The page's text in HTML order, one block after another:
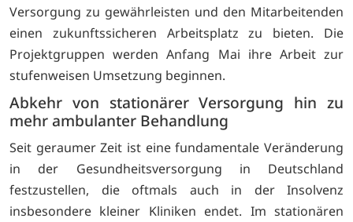
Versorgung zu gewährleisten und den Mitarbeitenden
einen zukunftssicheren Arbeitsplatz zu bieten. Die
Projektgruppen werden Anfang Mai ihre Arbeit zur
stufenweisen Umsetzung beginnen.
Abkehr von stationärer Versorgung hin zu
mehr ambulanter Behandlung
Seit geraumer Zeit ist eine fundamentale Veränderung
in der Gesundheitsversorgung in Deutschland
festzustellen, die oftmals auch in der Insolvenz
insbesondere kleiner Kliniken endet. Im stationären